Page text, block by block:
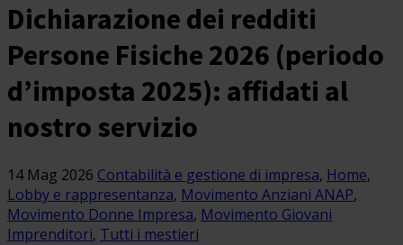
Dichiarazione dei redditi
Persone Fisiche 2026 (periodo
d’imposta 2025): affidati al
nostro servizio
14 Mag 2026 Contabilità e gestione di impresa, Home,
Lobby e rappresentanza, Movimento Anziani ANAP,
Movimento Donne Impresa, Movimento Giovani
Imprenditori, Tutti i mestieri